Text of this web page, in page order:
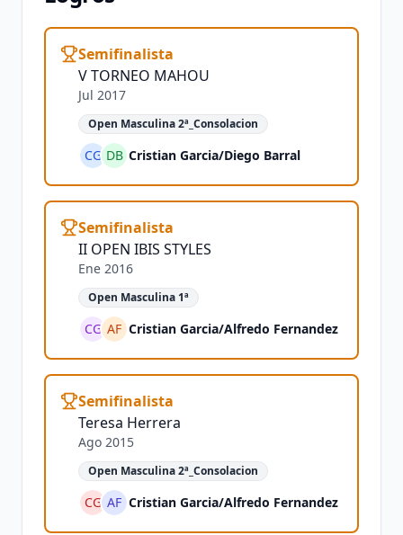
Semifinalista
V TORNEO MAHOU
Jul 2017
Open Masculina 2ª_Consolacion
CG DB Cristian Garcia/Diego Barral
Semifinalista
II OPEN IBIS STYLES
Ene 2016
Open Masculina 1ª
CG AF Cristian Garcia/Alfredo Fernandez
Semifinalista
Teresa Herrera
Ago 2015
Open Masculina 2ª_Consolacion
CG AF Cristian Garcia/Alfredo Fernandez